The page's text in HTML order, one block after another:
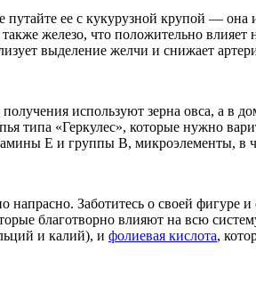
ее с кукурузной крупой —
железо, что положительно
выделение желчи и снижает
используют зерна овса, а
типа «Геркулес», которые нужно
Е и группы В, микроэлементы, в
Заботитесь о своей фигуре
благотворно влияют на всю
и калий), и фолиевая кислота,